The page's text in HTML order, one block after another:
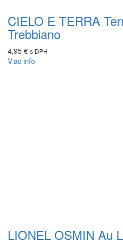
CIELO E TERRA
Trebbiano
4,95 € s DPH
Viac info
LIONEL OSMIN Au